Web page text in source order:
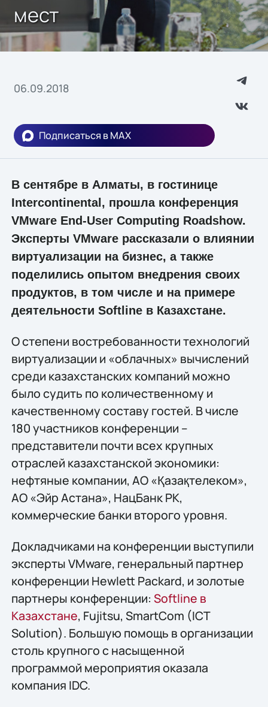
мест
06.09.2018
Подписаться в MAX
В сентябре в Алматы, в гостинице
Intercontinental, прошла конференция
VMware End-User Computing Roadshow.
Эксперты VMware рассказали о влиянии
виртуализации на бизнес, а также
поделились опытом внедрения своих
продуктов, в том числе и на примере
деятельности Softline в Казахстане.
О степени востребованности технологий
виртуализации и «облачных» вычислений
среди казахстанских компаний можно
было судить по количественному и
качественному составу гостей. В числе
180 участников конференции –
представители почти всех крупных
отраслей казахстанской экономики:
нефтяные компании, АО «Қазақтелеком»,
АО «Эйр Астана», НацБанк РК,
коммерческие банки второго уровня.
Докладчиками на конференции выступили
эксперты VMware, генеральный партнер
конференции Hewlett Packard, и золотые
партнеры конференции: Softline в
Казахстане, Fujitsu, SmartCom (ICT
Solution). Большую помощь в организации
столь крупного с насыщенной
программой мероприятия оказала
компания IDC.